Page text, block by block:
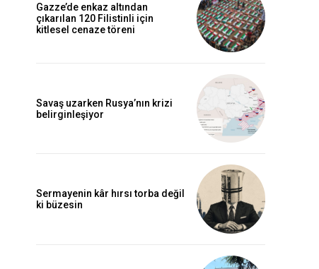
Gazze’de enkaz altından
çıkarılan 120 Filistinli için
kitlesel cenaze töreni
Savaş uzarken Rusya’nın krizi
belirginleşiyor
Sermayenin kâr hırsı torba değil
ki büzesin